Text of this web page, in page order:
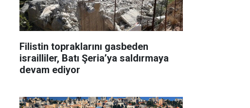
Filistin topraklarını gasbeden
israilliler, Batı Şeria’ya saldırmaya
devam ediyor